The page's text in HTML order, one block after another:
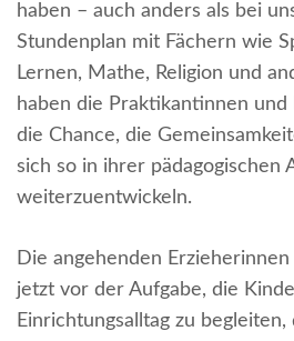
haben – auch anders als bei
Stundenplan mit Fächern wie
Lernen, Mathe, Religion und
haben die Praktikantinnen
die Chance, die
sich so in ihrer pädagogischen
weiterzuentwickeln.
Die angehenden
jetzt vor der Aufgabe, die
Einrichtungsalltag zu begleiten,